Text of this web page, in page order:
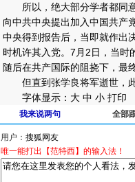
所以，绝大部分学者都同意
向中共中央提出加入中国共产
中央得到报告后，当即就作出
时机许其入党。7月2日，当时
随后在共产国际的阻挠下，最
但直到张学良将军逝世，此
字体显示：大 中 小 打印
我来说两句 全部
用户：
唯一能打出【范特西】的输入法！